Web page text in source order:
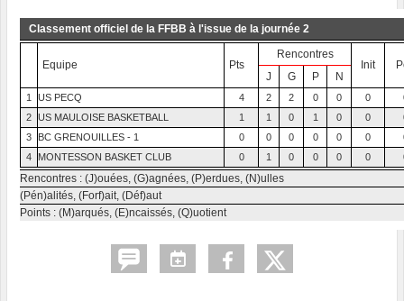
Classement officiel de la FFBB à l'issue de la journée 2
Equipe Pts
Rencontres
Init
J
G P N
1 US PECQ 4 2 2 0 0 0
2 US MAULOISE BASKETBALL 1 1 0 1 0 0
3
BC GRENOUILLES - 1 0 0 0 0 0 0
4
MONTESSON BASKET CLUB 0 1 0 0 0 0
Rencontres : (J)ouées, (G)agnées, (P)erdues, (N)ulles
(Pén)alités, (Forf)ait, (Déf)aut
Points : (M)arqués, (E)ncaissés, (Q)uotient